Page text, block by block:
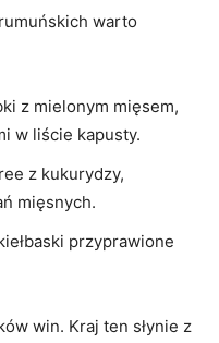
warto
z mielonym mięsem,
w liście kapusty.
z kukurydzy,
mięsnych.
przyprawione
win. Kraj⁢ ten słynie z